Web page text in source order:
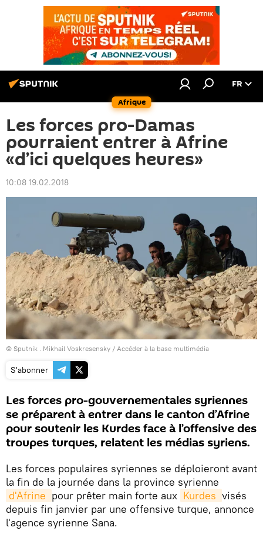
Afrique
FR
Les forces pro-Damas
pourraient entrer à Afrine
«d’ici quelques heures»
10:08 19.02.2018
© Sputnik . Mikhail Voskresensky / Accéder à la base multimédia
S'abonner
Les forces pro-gouvernementales syriennes
se préparent à entrer dans le canton d’Afrine
pour soutenir les Kurdes face à l’offensive des
troupes turques, relatent les médias syriens.
Les forces populaires syriennes se déploieront avant
la fin de la journée dans la province syrienne
d'Afrine pour prêter main forte aux Kurdes visés
depuis fin janvier par une offensive turque, annonce
l'agence syrienne Sana.